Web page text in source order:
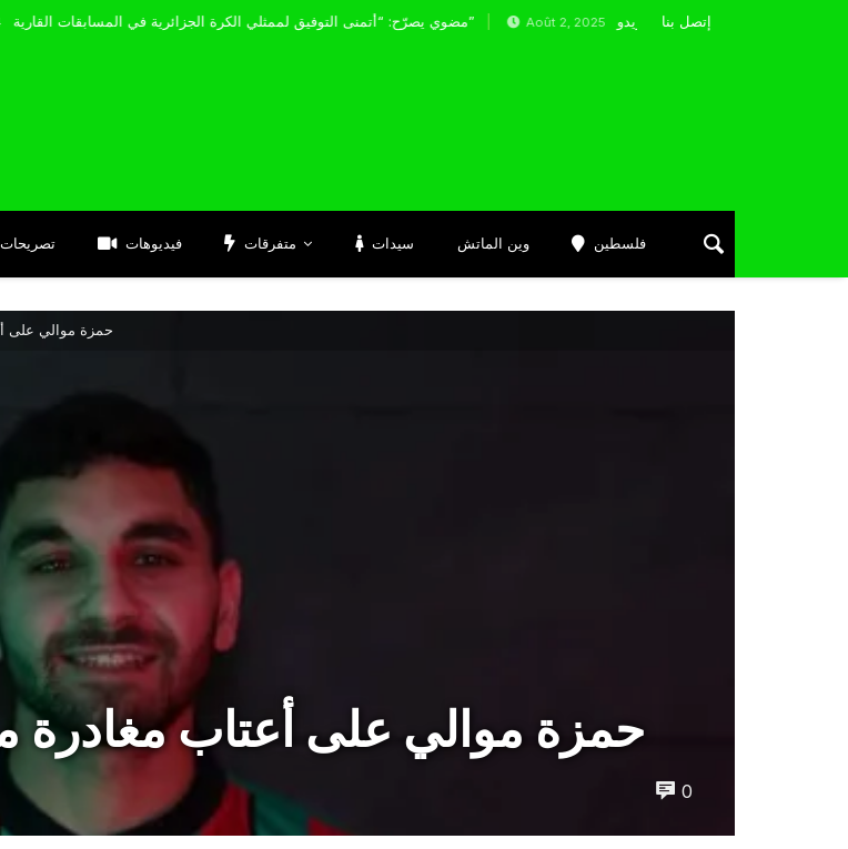
مضوي يصرّح: “أتمنى التوفيق لممثلي الكرة الجزائرية في المسابقات القارية” Août 2, 2025 اتحاد العاصمة يتفاوض مع المدرب غاريدو
إتصل بنا
تصريحات فيديوهات متفرقات سيدات وين الماتش فلسطين
حمزة موالي على
حمزة موالي على أعتاب مغادرة
0